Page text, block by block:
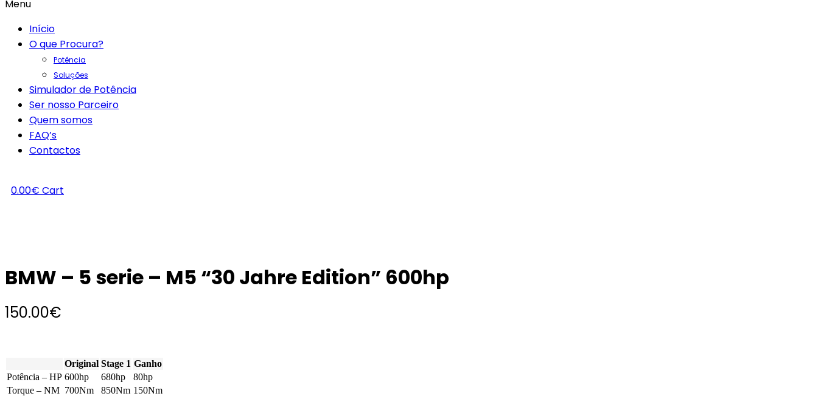
Menu
Início
O que Procura?
Potência
Soluções
Simulador de Potência
Ser nosso Parceiro
Quem somos
FAQ’s
Contactos
0.00€ Cart
BMW – 5 serie – M5 “30 Jahre Edition” 600hp
150.00€
Original Stage 1 Ganho
Potência – HP 600hp 680hp
80hp
Torque – NM 700Nm 850Nm 150Nm